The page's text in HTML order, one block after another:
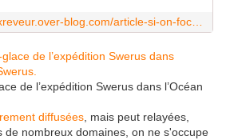
de l’expédition Swerus dans l’Océan
diffusées , mais peut relayées,
de nombreux domaines, on ne s'occupe